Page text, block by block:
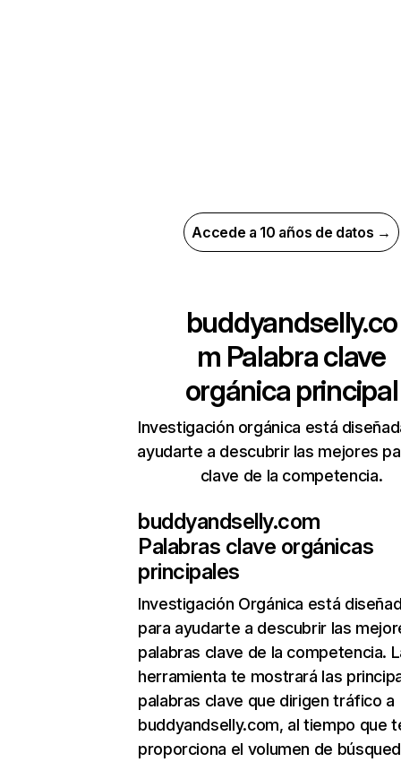
Accede a 10 años de datos →
buddyandselly.co
m Palabra clave
orgánica principal
Investigación orgánica está
ayudarte a descubrir las mejores
clave de la competencia.
buddyandselly.com
Palabras clave orgánicas
principales
Investigación Orgánica está
para ayudarte a descubrir las
palabras clave de la competencia.
herramienta te mostrará las
palabras clave que dirigen tráfico a
buddyandselly.com, al tiempo que
proporciona el volumen de